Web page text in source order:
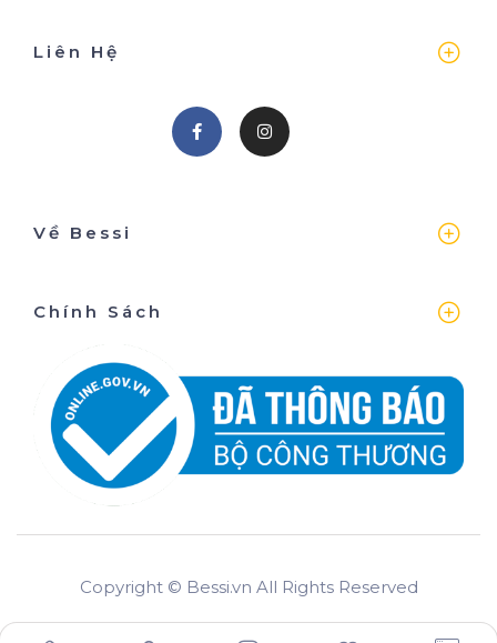
Liên Hệ
Về Bessi
Chính Sách
Copyright © Bessi.vn All Rights Reserved